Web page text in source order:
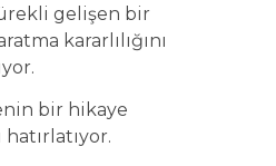
gelişen bir
kararlılığını
bir hikaye
hatırlatıyor.